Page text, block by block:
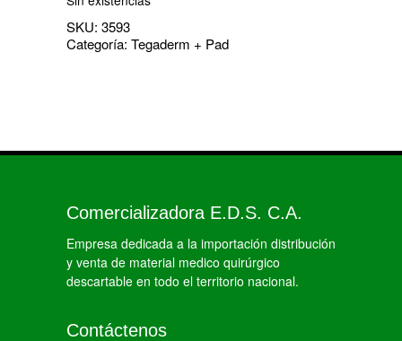
SKU: 3593
Categoría: Tegaderm + Pad
Comercializadora E.D.S. C.A.
Empresa dedicada a la importación distribución
y venta de material medico quirúrgico
descartable en todo el territorio nacional.
Contáctenos